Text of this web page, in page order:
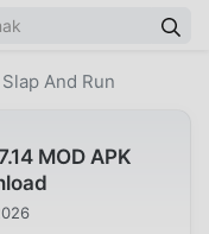
Slap And Run
MOD APK